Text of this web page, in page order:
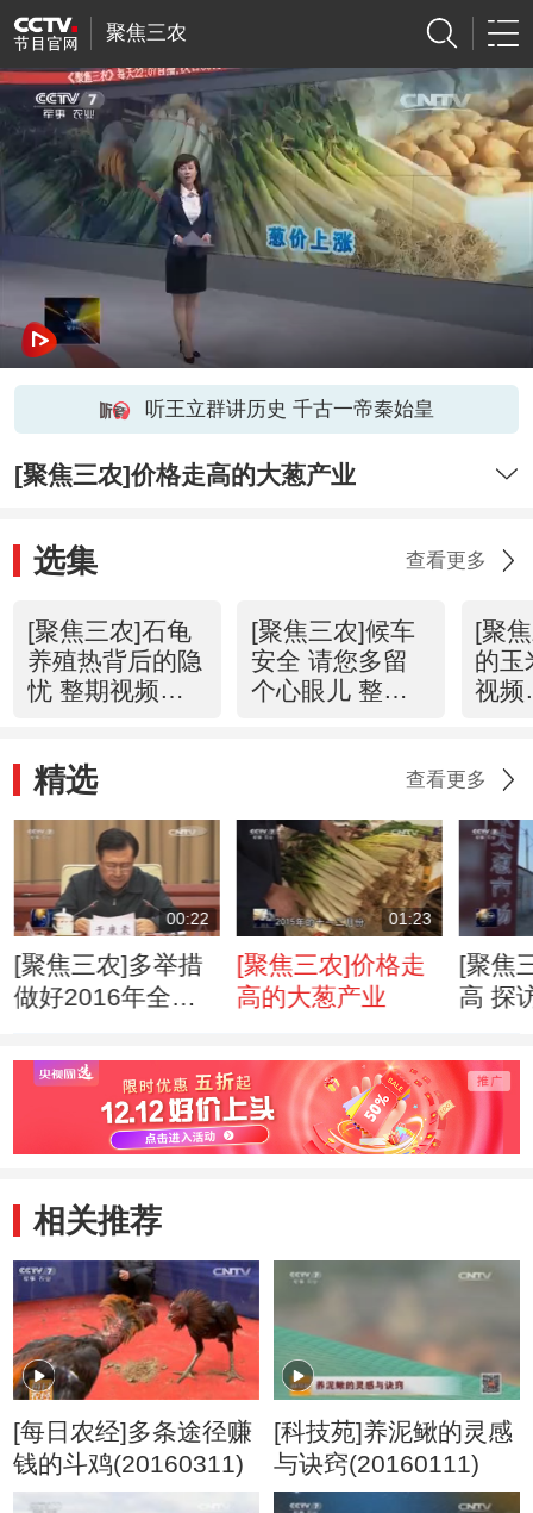
聚焦三农
听王立群讲历史 千古一帝秦始皇
[聚焦三农]价格走高的大葱产业
选集 查看更多
[聚焦三农]石龟
养殖热背后的隐
忧 整期视频
[聚焦三农]候车
安全 请您多留
个心眼儿 整期
[聚
的玉
视频
精选 查看更多
00:22
[聚焦三农]多举措
做好2016年全国
01:23
[聚焦三农]价格走
高的大葱产业
[聚焦
高 探
相关推荐
[每日农经]多条途径赚
钱的斗鸡(20160311)
[科技苑]养泥鳅的灵感
与诀窍(20160111)